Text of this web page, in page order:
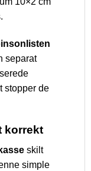
separat
stopper de
korrekt
skilt
simple